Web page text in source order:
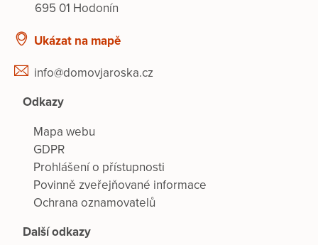
695 01 Hodonín
Ukázat na mapě
info@domovjaroska.cz
Odkazy
Mapa webu
GDPR
Prohlášení o přístupnosti
Povinně zveřejňované informace
Ochrana oznamovatelů
Další odkazy